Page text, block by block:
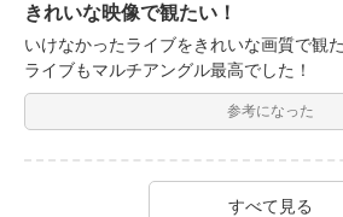
きれいな映像で観たい！
いけなかったライブをきれいな画質で観
ライブもマルチアングル最高でした！
参考になった
すべて見る